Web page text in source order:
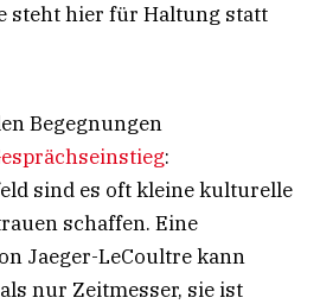
steht hier für Haltung statt
Begegnungen
:
sind es oft kleine kulturelle
schaffen. Eine
Jaeger-LeCoultre kann
nur Zeitmesser, sie ist